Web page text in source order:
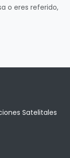
o eres referido,
Satelitales